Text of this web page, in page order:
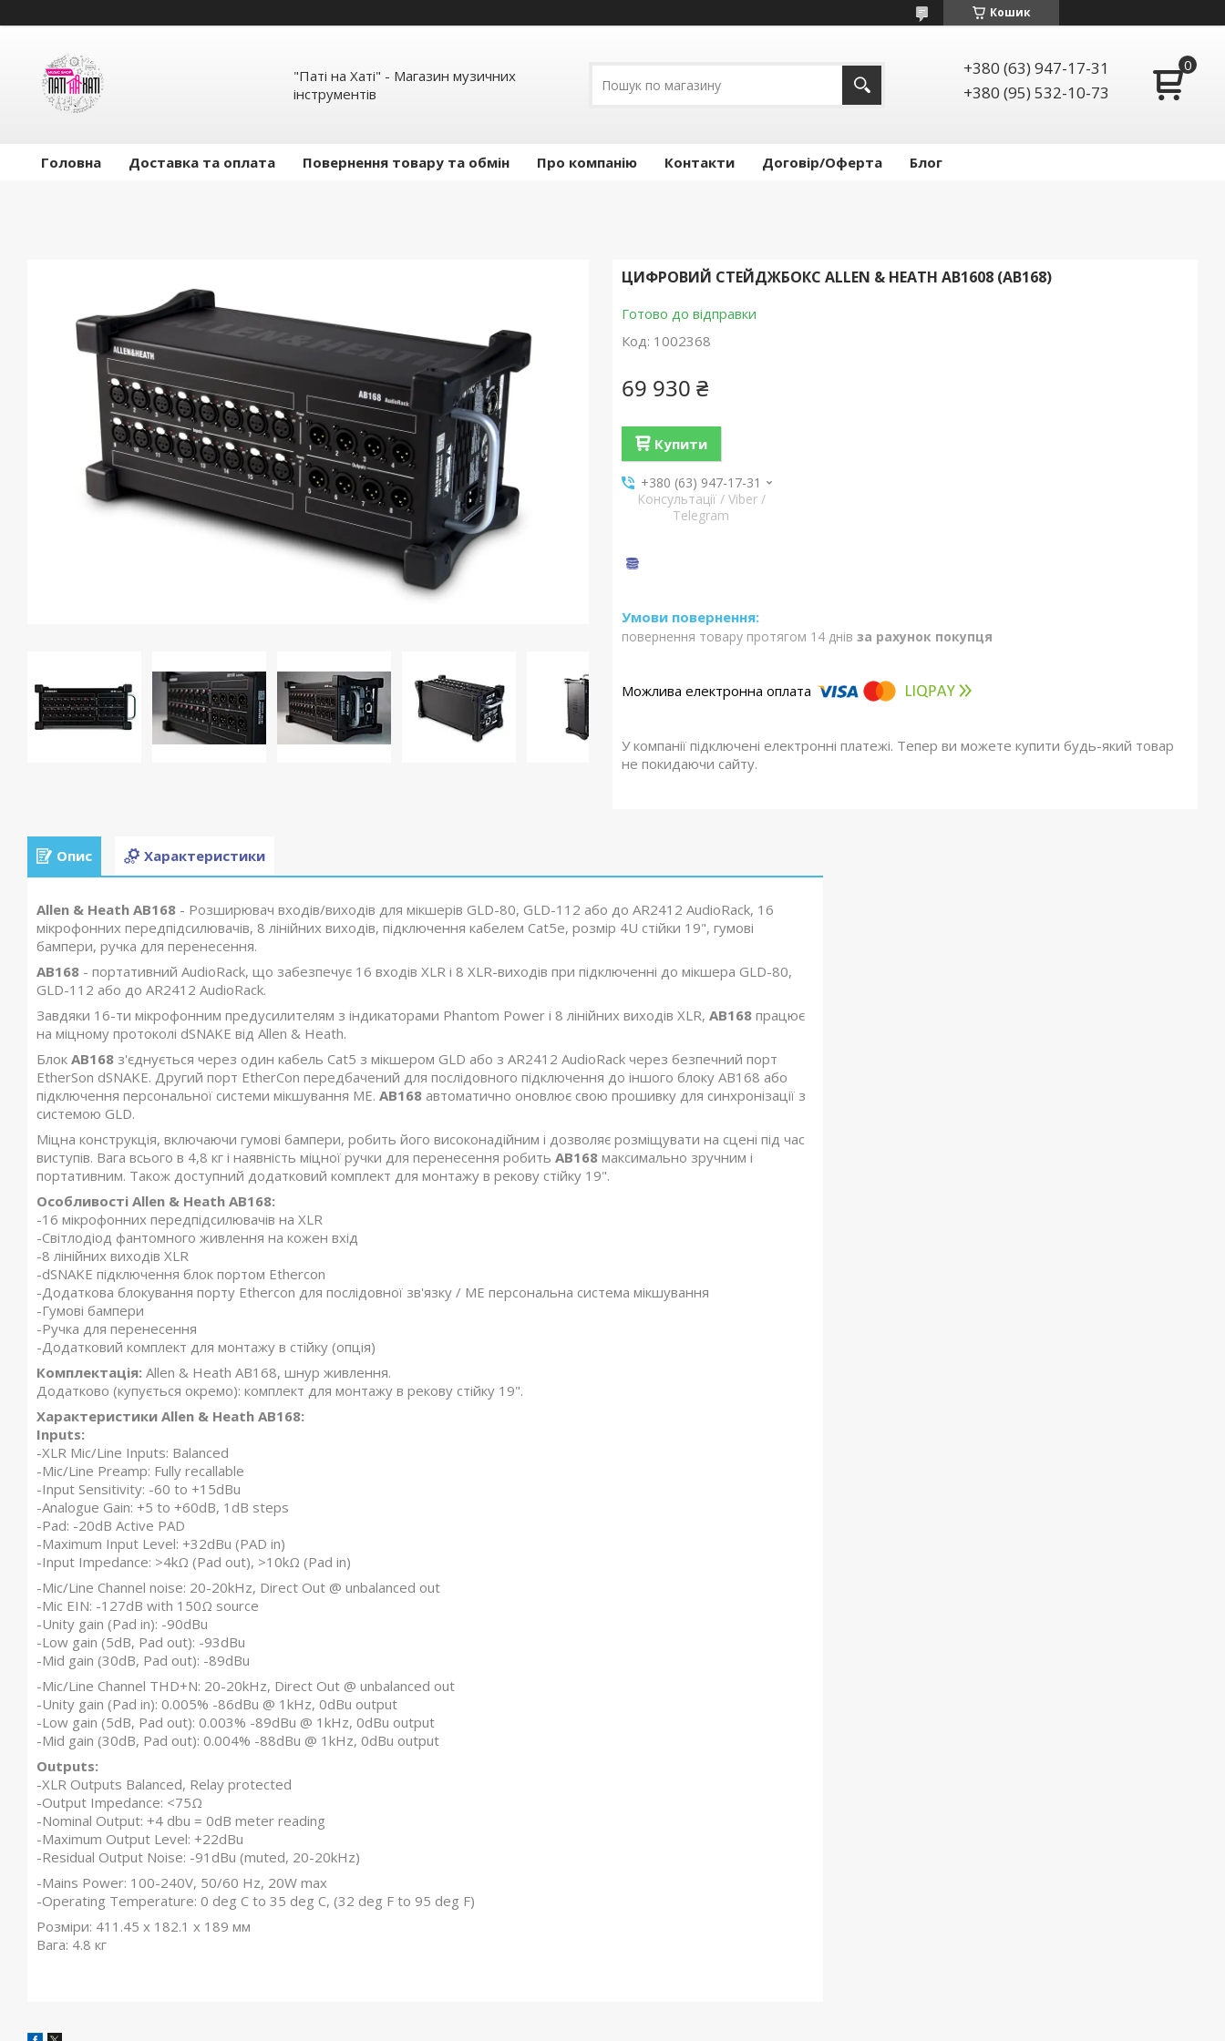
Кошик
"Паті на Хаті" - Магазин музичних
інструментів
+380 (63) 947-17-31
+380 (95) 532-10-73
Головна Доставка та оплата Повернення товару та обмін Про компанію Контакти Договір/Оферта Блог
ЦИФРОВИЙ СТЕЙДЖБОКС ALLEN & HEATH AB1608 (AB168)
Готово до відправки
Код: 1002368
69 930 ₴
Купити
+380 (63) 947-17-31
Консультації / Viber /
Telegram
повернення товару протягом 14 днів за рахунок покупця
У компанії підключені електронні платежі. Тепер ви можете купити будь-який товар
не покидаючи сайту.
Опис Характеристики
Allen & Heath AB168 - Розширювач входів/виходів для мікшерів GLD-80, GLD-112 або до AR2412 AudioRack, 16
мікрофонних передпідсилювачів, 8 лінійних виходів, підключення кабелем Cat5e, розмір 4U стійки 19", гумові
бампери, ручка для перенесення.
AB168 - портативний AudioRack, що забезпечує 16 входів XLR і 8 XLR-виходів при підключенні до мікшера GLD-80,
GLD-112 або до AR2412 AudioRack.
Завдяки 16-ти мікрофонним предусилителям з індикаторами Phantom Power і 8 лінійних виходів XLR, AB168 працює
на міцному протоколі dSNAKE від Allen & Heath.
Блок AB168 з'єднується через один кабель Cat5 з мікшером GLD або з AR2412 AudioRack через безпечний порт
EtherSon dSNAKE. Другий порт EtherCon передбачений для послідовного підключення до іншого блоку AB168 або
підключення персональної системи мікшування ME. AB168 автоматично оновлює свою прошивку для синхронізації з
системою GLD.
Міцна конструкція, включаючи гумові бампери, робить його високонадійним і дозволяє розміщувати на сцені під час
виступів. Вага всього в 4,8 кг і наявність міцної ручки для перенесення робить AB168 максимально зручним і
портативним. Також доступний додатковий комплект для монтажу в рекову стійку 19".
Особливості Allen & Heath AB168:
-16 мікрофонних передпідсилювачів на XLR
-Світлодіод фантомного живлення на кожен вхід
-8 лінійних виходів XLR
-dSNAKE підключення блок портом Ethercon
-Додаткова блокування порту Ethercon для послідовної зв'язку / ME персональна система мікшування
-Гумові бампери
-Ручка для перенесення
-Додатковий комплект для монтажу в стійку (опція)
Комплектація: Allen & Heath AB168, шнур живлення.
Додатково (купується окремо): комплект для монтажу в рекову стійку 19".
Характеристики Allen & Heath AB168:
Inputs:
-XLR Mic/Line Inputs: Balanced
-Mic/Line Preamp: Fully recallable
-Input Sensitivity: -60 to +15dBu
-Analogue Gain: +5 to +60dB, 1dB steps
-Pad: -20dB Active PAD
-Maximum Input Level: +32dBu (PAD in)
-Input Impedance: >4kΩ (Pad out), >10kΩ (Pad in)
-Mic/Line Channel noise: 20-20kHz, Direct Out @ unbalanced out
-Mic EIN: -127dB with 150Ω source
-Unity gain (Pad in): -90dBu
-Low gain (5dB, Pad out): -93dBu
-Mid gain (30dB, Pad out): -89dBu
-Mic/Line Channel THD+N: 20-20kHz, Direct Out @ unbalanced out
-Unity gain (Pad in): 0.005% -86dBu @ 1kHz, 0dBu output
-Low gain (5dB, Pad out): 0.003% -89dBu @ 1kHz, 0dBu output
-Mid gain (30dB, Pad out): 0.004% -88dBu @ 1kHz, 0dBu output
Outputs:
-XLR Outputs Balanced, Relay protected
-Output Impedance: <75Ω
-Nominal Output: +4 dbu = 0dB meter reading
-Maximum Output Level: +22dBu
-Residual Output Noise: -91dBu (muted, 20-20kHz)
-Mains Power: 100-240V, 50/60 Hz, 20W max
-Operating Temperature: 0 deg C to 35 deg C, (32 deg F to 95 deg F)
Розміри: 411.45 х 182.1 х 189 мм
Вага: 4.8 кг